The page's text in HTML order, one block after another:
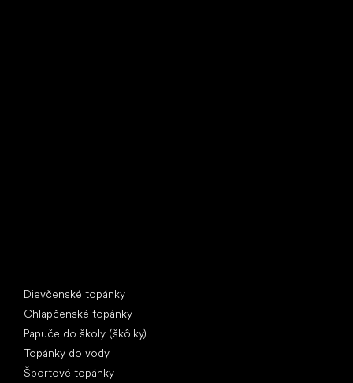
Dievčenské topánky
Chlapčenské topánky
Papuče do školy (škôlky)
Topánky do vody
Športové topánky